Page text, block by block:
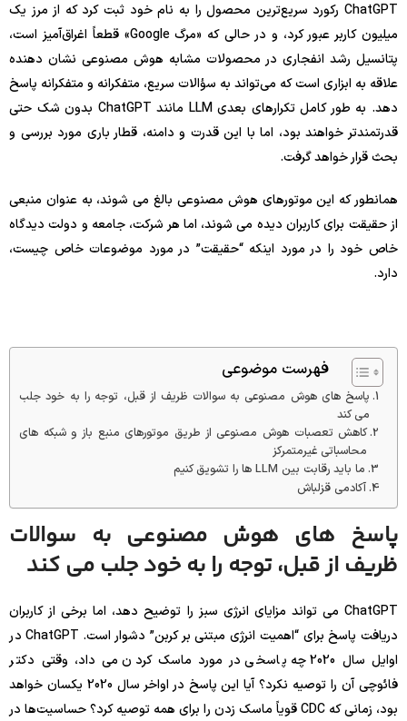
ChatGPT رکورد سریع‌ترین محصول را به نام خود ثبت کرد که از مرز یک
میلیون کاربر عبور کرد، و در حالی که «مرگ Google» قطعاً اغراق‌آمیز است،
پتانسیل رشد انفجاری در محصولات مشابه هوش مصنوعی نشان دهنده
علاقه به ابزاری است که می‌تواند به سؤالات سریع، متفکرانه و متفکرانه پاسخ
دهد. به طور کامل تکرارهای بعدی LLM مانند ChatGPT بدون شک حتی
قدرتمندتر خواهند بود، اما با این قدرت و دامنه، قطار باری مورد بررسی و
بحث قرار خواهد گرفت.
همانطور که این موتورهای هوش مصنوعی بالغ می شوند، به عنوان منبعی
از حقیقت برای کاربران دیده می شوند، اما هر شرکت، جامعه و دولت دیدگاه
خاص خود را در مورد اینکه “حقیقت” در مورد موضوعات خاص چیست،
دارد.
فهرست موضوعی
پاسخ های هوش مصنوعی به سوالات ظریف از قبل، توجه را به خود جلب
می کند
کاهش تعصبات هوش مصنوعی از طریق موتورهای منبع باز و شبکه های
محاسباتی غیرمتمرکز
ما باید رقابت بین LLM ها را تشویق کنیم
آکادمی قزلباش
پاسخ های هوش مصنوعی به سوالات
ظریف از قبل، توجه را به خود جلب می کند
ChatGPT می تواند مزایای انرژی سبز را توضیح دهد، اما برخی از کاربران
دریافت پاسخ برای “اهمیت انرژی مبتنی بر کربن” دشوار است. ChatGPT در
اوایل سال 2020 چه پاسخی در مورد ماسک کردن می داد، وقتی دکتر
فائوچی آن را توصیه نکرد؟ آیا این پاسخ در اواخر سال 2020 یکسان خواهد
بود، زمانی که CDC قویاً ماسک زدن را برای همه توصیه کرد؟ حساسیت‌ها در